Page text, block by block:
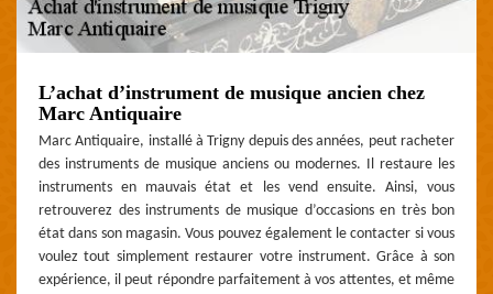
L’achat d’instrument de musique ancien chez
Marc Antiquaire
Marc Antiquaire, installé à Trigny depuis des années, peut racheter
des instruments de musique anciens ou modernes. Il restaure les
instruments en mauvais état et les vend ensuite. Ainsi, vous
retrouverez des instruments de musique d’occasions en très bon
état dans son magasin. Vous pouvez également le contacter si vous
voulez tout simplement restaurer votre instrument. Grâce à son
expérience, il peut répondre parfaitement à vos attentes, et même